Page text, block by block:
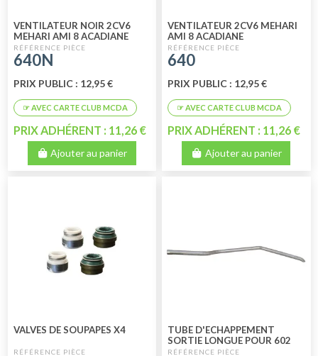
VENTILATEUR NOIR 2CV6
MEHARI AMI 8 ACADIANE
640N
PRIX PUBLIC : 12,95 €
PRIX ADHÉRENT : 11,26 €
Ajouter au panier
VENTILATEUR 2CV6 MEHARI
AMI 8 ACADIANE
640
PRIX PUBLIC : 12,95 €
PRIX ADHÉRENT : 11,26 €
Ajouter au panier
VALVES DE SOUPAPES X4
TUBE D'ECHAPPEMENT
SORTIE LONGUE POUR 602
CM3 PRODUIT EUROPEEN